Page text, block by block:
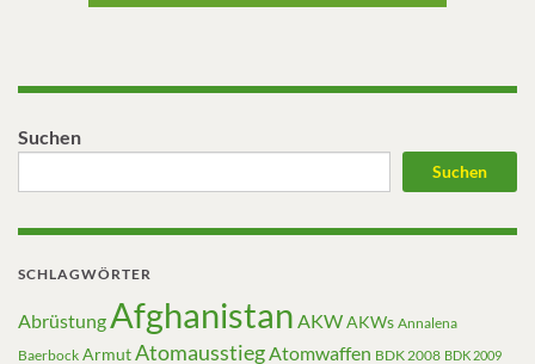
Suchen
Suchen
SCHLAGWÖRTER
Abrüstung Afghanistan AKWAKWs Annalena
Baerbock ArmutAtomausstiegAtomwaffen BDK 2008 BDK 2009